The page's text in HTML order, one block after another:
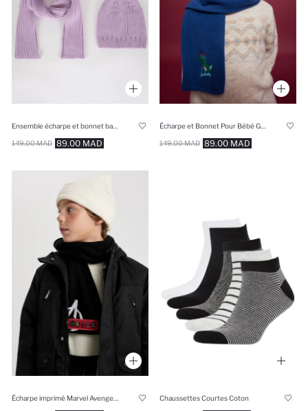
89.00 MAD
149.00 MAD 89.00 MAD
149.00 MAD
Chaussettes Courtes Coton